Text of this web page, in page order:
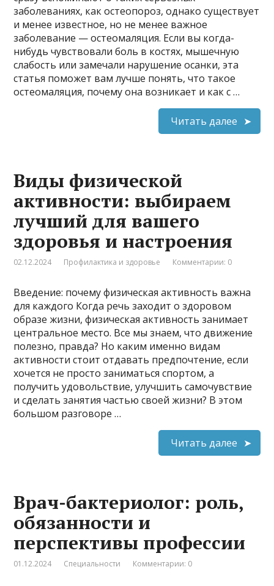
заболеваниях, как остеопороз, однако существует
и менее известное, но не менее важное
заболевание — остеомаляция. Если вы когда-
нибудь чувствовали боль в костях, мышечную
слабость или замечали нарушение осанки, эта
статья поможет вам лучше понять, что такое
остеомаляция, почему она возникает и как с …
Читать далее
Виды физической
активности: выбираем
лучший для вашего
здоровья и настроения
02.12.2024 Профилактика и здоровье Комментарии: 0
Введение: почему физическая активность важна
для каждого Когда речь заходит о здоровом
образе жизни, физическая активность занимает
центральное место. Все мы знаем, что движение
полезно, правда? Но каким именно видам
активности стоит отдавать предпочтение, если
хочется не просто заниматься спортом, а
получить удовольствие, улучшить самочувствие
и сделать занятия частью своей жизни? В этом
большом разговоре …
Читать далее
Врач-бактериолог: роль,
обязанности и
перспективы профессии
01.12.2024 Специальности Комментарии: 0